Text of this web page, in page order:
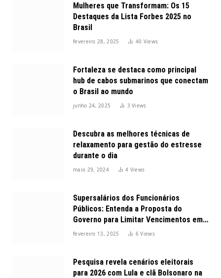
Mulheres que Transformam: Os 15
Destaques da Lista Forbes 2025 no
Brasil
fevereiro 28, 2025 40 Views
Fortaleza se destaca como principal
hub de cabos submarinos que conectam
o Brasil ao mundo
junho 24, 2025 3Views
Descubra as melhores técnicas de
relaxamento para gestão do estresse
durante o dia
maio 29, 2024 4 Views
Supersalários dos Funcionários
Públicos: Entenda a Proposta do
Governo para Limitar Vencimentos em
2025
fevereiro 13, 2025 6Views
Pesquisa revela cenários eleitorais
para 2026 com Lula e clã Bolsonaro na